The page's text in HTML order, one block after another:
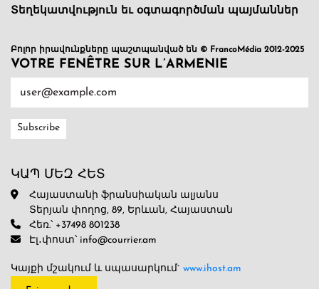
Տեղեկատվություն եւ օգտագործման պայմաններ
Բոլոր իրավունքները պաշտպանված են © FrancoMédia 2012-2025
VOTRE FENÊTRE SUR L’ARMENIE
ԿԱՊ ՄԵԶ ՀԵՏ
Հայաստանի ֆրանսիական ալյանս
Տերյան փողոց, 89, Երևան, Հայաստան
Հեռ.՝ +37498 801238
Էլ․փոստ՝ info@courrier.am
Կայքի մշակում և սպասարկում` www.ihost.am